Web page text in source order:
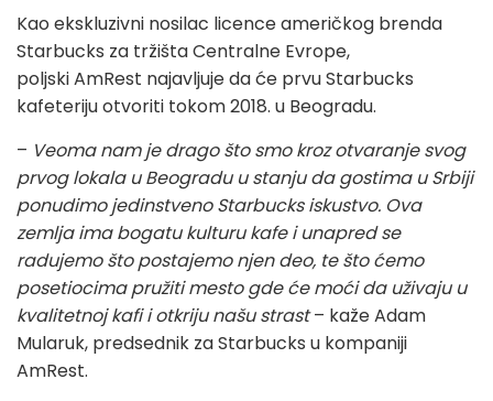
Kao ekskluzivni nosilac licence američkog brenda
Starbucks za tržišta Centralne Evrope,
poljski AmRest najavljuje da će prvu Starbucks
kafeteriju otvoriti tokom 2018. u Beogradu.
– Veoma nam je drago što smo kroz otvaranje svog
prvog lokala u Beogradu u stanju da gostima u Srbiji
ponudimo jedinstveno Starbucks iskustvo. Ova
zemlja ima bogatu kulturu kafe i unapred se
radujemo što postajemo njen deo, te što ćemo
posetiocima pružiti mesto gde će moći da uživaju u
kvalitetnoj kafi i otkriju našu strast– kaže Adam
Mularuk, predsednik za Starbucks u kompaniji
AmRest.